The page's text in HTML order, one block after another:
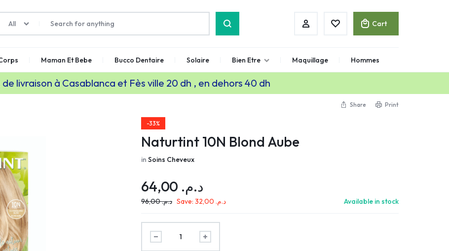
All Cart
Maman Et Bebe Bucco Dentaire Solaire Bien Etre Maquillage Hommes
de livraison à Casablanca et Fès ville 20 dh , en dehors 40 dh
Share Print
-33%
Naturtint 10N Blond Aube
inSoins Cheveux
د.م.
د.م.96,00 Save: د.م.32,00 Available in stock